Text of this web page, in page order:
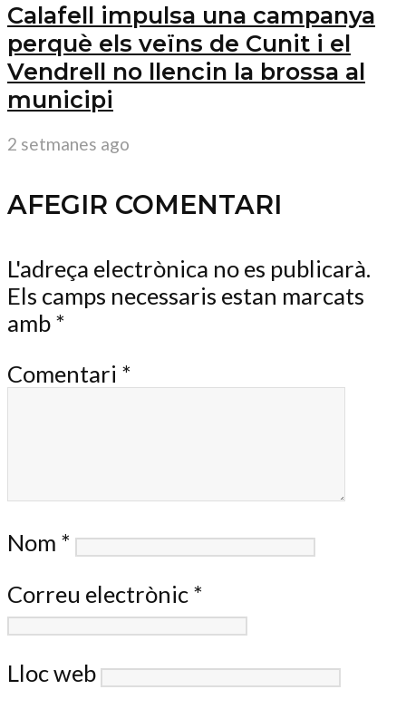
Calafell impulsa una campanya
perquè els veïns de Cunit i el
Vendrell no llencin la brossa al
municipi
2 setmanes ago
AFEGIR COMENTARI
L'adreça electrònica no es publicarà.
Els camps necessaris estan marcats
amb *
Comentari *
Nom *
Correu electrònic *
Lloc web